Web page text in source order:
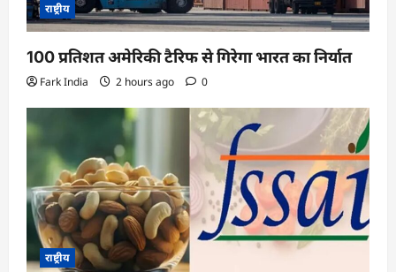
राष्ट्रीय
100 प्रतिशत अमेरिकी टैरिफ से गिरेगा भारत का निर्यात
Fark India 2 hours ago 0
राष्ट्रीय